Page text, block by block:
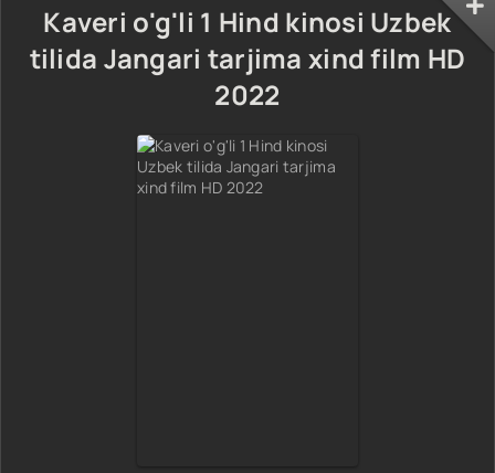
Kaveri o'g'li 1 Hind kinosi Uzbek
tilida Jangari tarjima xind film HD
2022